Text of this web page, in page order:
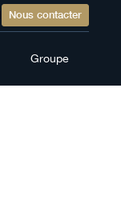
Nous contacter
Groupe